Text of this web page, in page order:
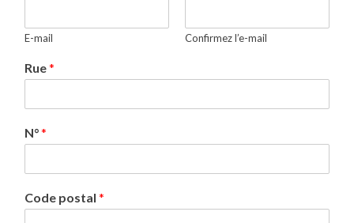
E-mail Confirmez l’e-mail
Rue*
N°*
Code postal *